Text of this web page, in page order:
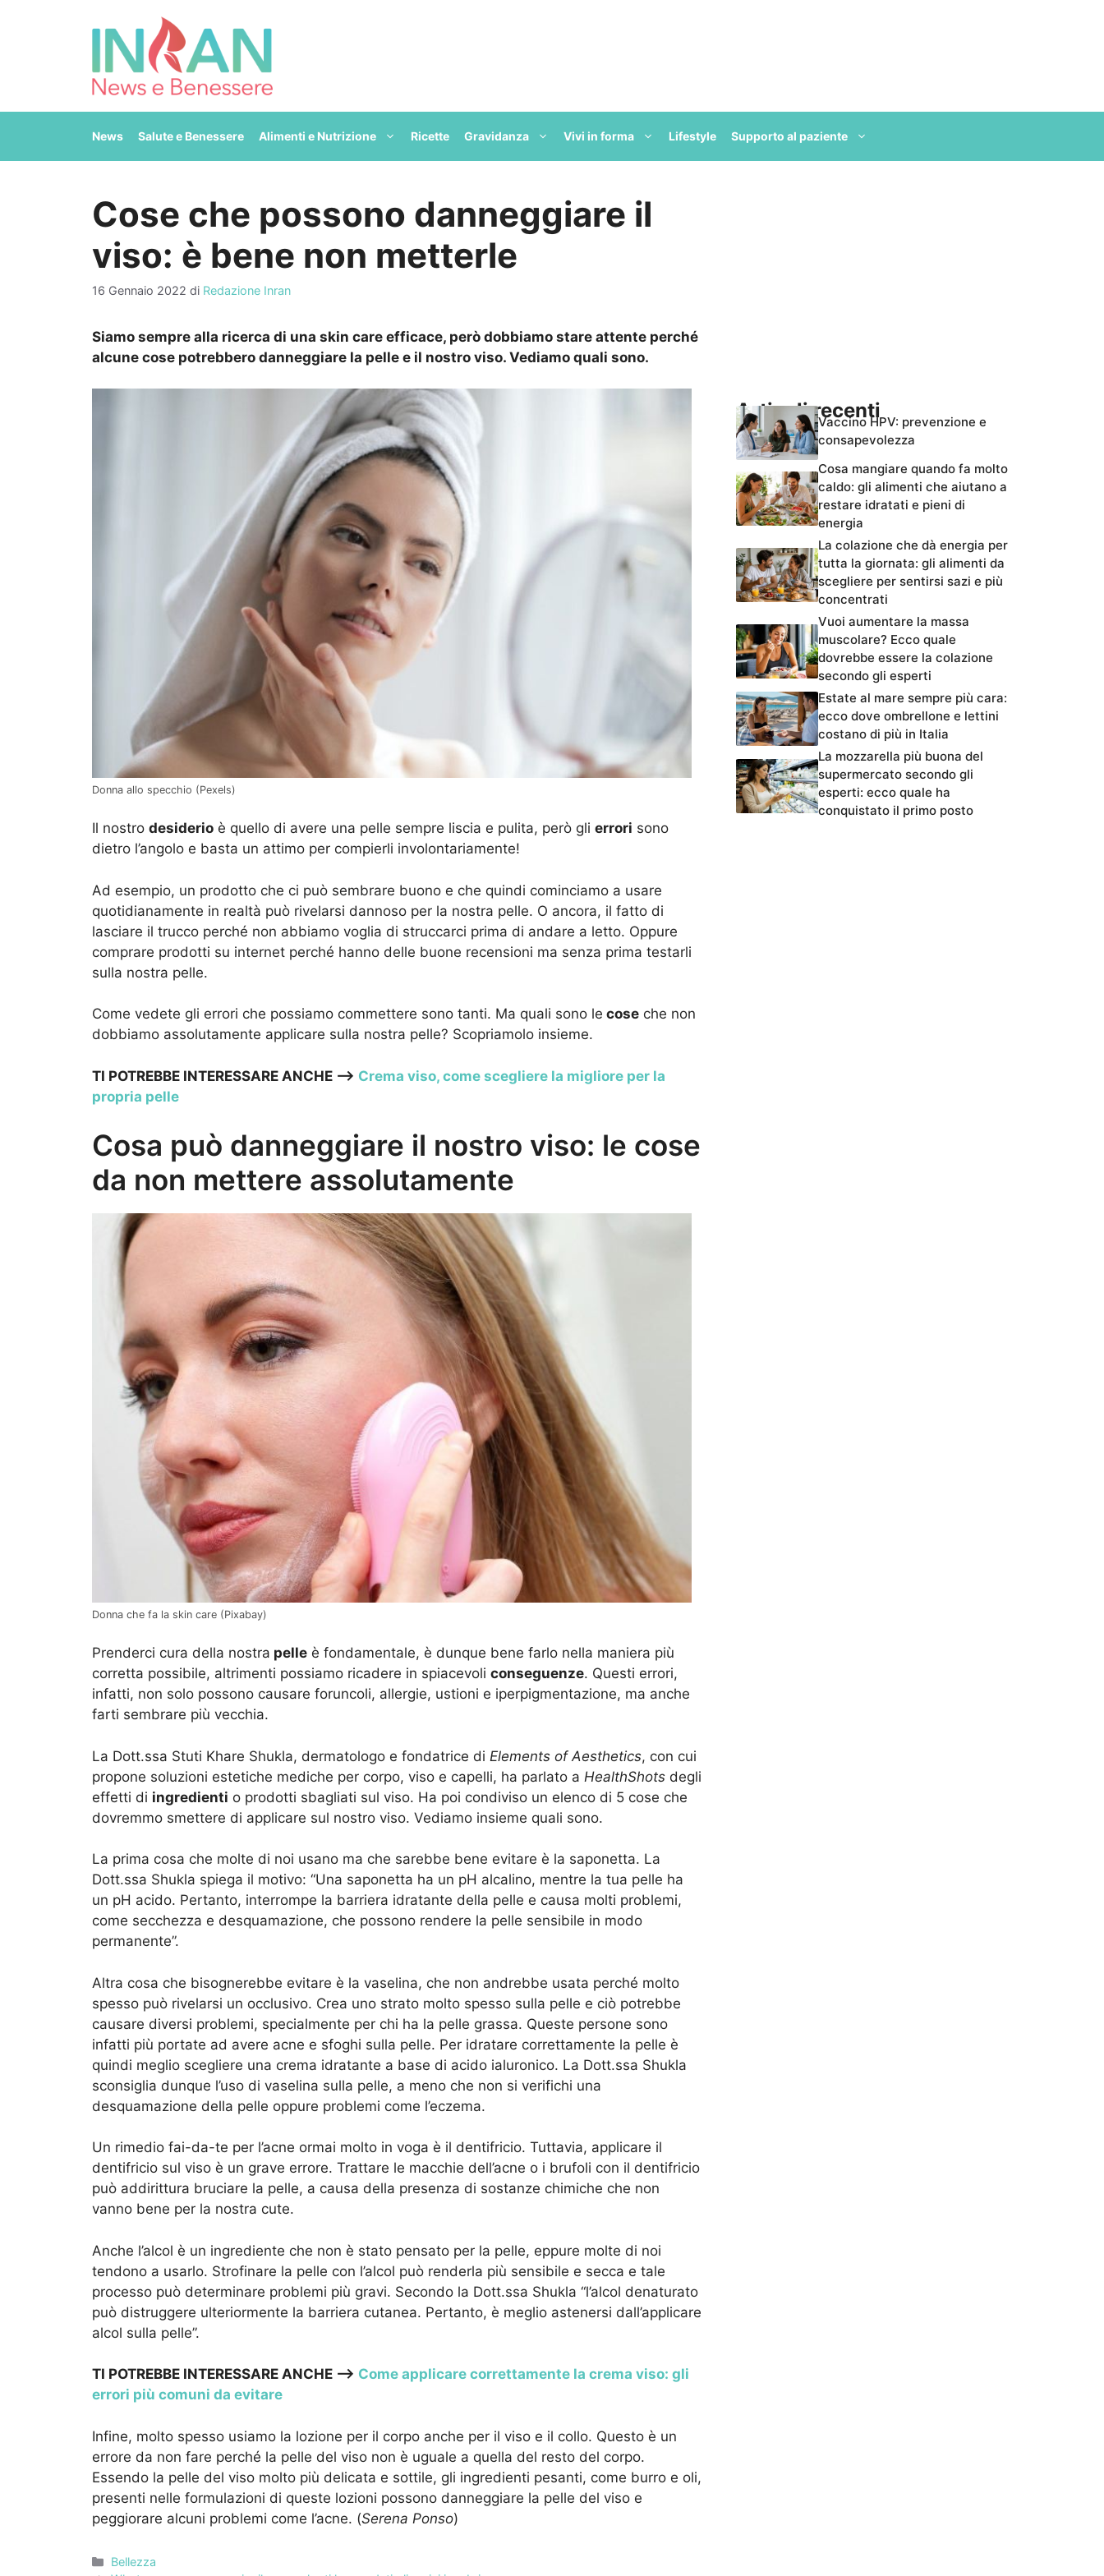
News Salute e Benessere Alimenti e Nutrizione Ricette Gravidanza Vivi in forma Lifestyle Supporto al paziente
Cose che possono danneggiare il
viso: è bene non metterle
16 Gennaio 2022 di Redazione Inran
Siamo sempre alla ricerca di una skin care efficace, però dobbiamo stare attente perché
alcune cose potrebbero danneggiare la pelle e il nostro viso. Vediamo quali sono.
Donna allo specchio (Pexels)
Il nostro desiderio è quello di avere una pelle sempre liscia e pulita, però gli errori sono
dietro l’angolo e basta un attimo per compierli involontariamente!
Ad esempio, un prodotto che ci può sembrare buono e che quindi cominciamo a usare
quotidianamente in realtà può rivelarsi dannoso per la nostra pelle. O ancora, il fatto di
lasciare il trucco perché non abbiamo voglia di struccarci prima di andare a letto. Oppure
comprare prodotti su internet perché hanno delle buone recensioni ma senza prima testarli
sulla nostra pelle.
Come vedete gli errori che possiamo commettere sono tanti. Ma quali sono le cose che non
dobbiamo assolutamente applicare sulla nostra pelle? Scopriamolo insieme.
TI POTREBBE INTERESSARE ANCHE –> Crema viso, come scegliere la migliore per la
propria pelle
Cosa può danneggiare il nostro viso: le cose
da non mettere assolutamente
Donna che fa la skin care (Pixabay)
Prenderci cura della nostra pelle è fondamentale, è dunque bene farlo nella maniera più
corretta possibile, altrimenti possiamo ricadere in spiacevoli conseguenze. Questi errori,
infatti, non solo possono causare foruncoli, allergie, ustioni e iperpigmentazione, ma anche
farti sembrare più vecchia.
La Dott.ssa Stuti Khare Shukla, dermatologo e fondatrice di Elements of Aesthetics, con cui
propone soluzioni estetiche mediche per corpo, viso e capelli, ha parlato a HealthShots degli
effetti di ingredienti o prodotti sbagliati sul viso. Ha poi condiviso un elenco di 5 cose che
dovremmo smettere di applicare sul nostro viso. Vediamo insieme quali sono.
La prima cosa che molte di noi usano ma che sarebbe bene evitare è la saponetta. La
Dott.ssa Shukla spiega il motivo: “Una saponetta ha un pH alcalino, mentre la tua pelle ha
un pH acido. Pertanto, interrompe la barriera idratante della pelle e causa molti problemi,
come secchezza e desquamazione, che possono rendere la pelle sensibile in modo
permanente”.
Altra cosa che bisognerebbe evitare è la vaselina, che non andrebbe usata perché molto
spesso può rivelarsi un occlusivo. Crea uno strato molto spesso sulla pelle e ciò potrebbe
causare diversi problemi, specialmente per chi ha la pelle grassa. Queste persone sono
infatti più portate ad avere acne e sfoghi sulla pelle. Per idratare correttamente la pelle è
quindi meglio scegliere una crema idratante a base di acido ialuronico. La Dott.ssa Shukla
sconsiglia dunque l’uso di vaselina sulla pelle, a meno che non si verifichi una
desquamazione della pelle oppure problemi come l’eczema.
Un rimedio fai-da-te per l’acne ormai molto in voga è il dentifricio. Tuttavia, applicare il
dentifricio sul viso è un grave errore. Trattare le macchie dell’acne o i brufoli con il dentifricio
può addirittura bruciare la pelle, a causa della presenza di sostanze chimiche che non
vanno bene per la nostra cute.
Anche l’alcol è un ingrediente che non è stato pensato per la pelle, eppure molte di noi
tendono a usarlo. Strofinare la pelle con l’alcol può renderla più sensibile e secca e tale
processo può determinare problemi più gravi. Secondo la Dott.ssa Shukla “l’alcol denaturato
può distruggere ulteriormente la barriera cutanea. Pertanto, è meglio astenersi dall’applicare
alcol sulla pelle”.
TI POTREBBE INTERESSARE ANCHE –> Come applicare correttamente la crema viso: gli
errori più comuni da evitare
Infine, molto spesso usiamo la lozione per il corpo anche per il viso e il collo. Questo è un
errore da non fare perché la pelle del viso non è uguale a quella del resto del corpo.
Essendo la pelle del viso molto più delicata e sottile, gli ingredienti pesanti, come burro e oli,
presenti nelle formulazioni di queste lozioni possono danneggiare la pelle del viso e
peggiorare alcuni problemi come l’acne. (Serena Ponso)
Categorie
Bellezza
Articoli recentiVaccino HPV: prevenzione e
consapevolezza
Cosa mangiare quando fa molto
caldo: gli alimenti che aiutano a
restare idratati e pieni di
energia
La colazione che dà energia per
tutta la giornata: gli alimenti da
scegliere per sentirsi sazi e più
concentrati
Vuoi aumentare la massa
muscolare? Ecco quale
dovrebbe essere la colazione
secondo gli esperti
Estate al mare sempre più cara:
ecco dove ombrellone e lettini
costano di più in Italia
La mozzarella più buona del
supermercato secondo gli
esperti: ecco quale ha
conquistato il primo posto